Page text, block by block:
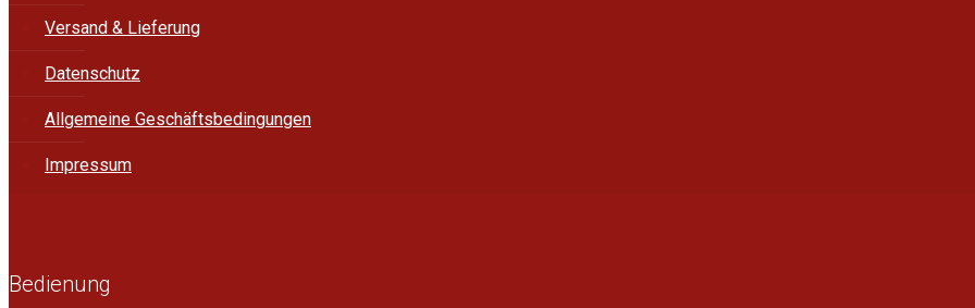
Versand & Lieferung
Datenschutz
Allgemeine Geschäftsbedingungen
Impressum
Bedienung